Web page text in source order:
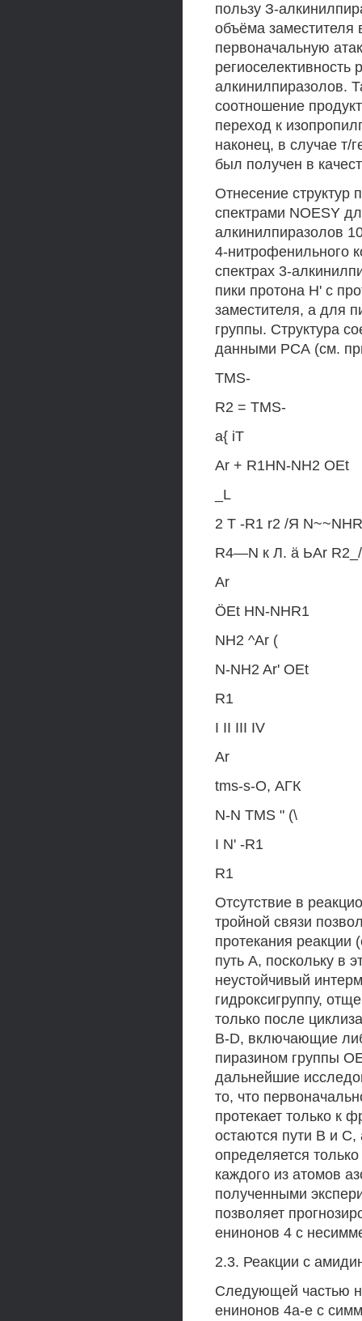
пользу З-
объёма заместителя
первоначальную
региоселективность
алкинилпиразолов.
соотношение
переход к
наконец, в случае т/
был получен в
Отнесение структур
спектрами NOESY
алкинилпиразолов
4-нитрофенильного
спектрах 3-
пики протона Н' с
заместителя, а для
группы. Структура
данными РСА (см.
TMS-
R2 = TMS-
a{ iT
Ar + R1HN-NH2 OEt
_L
2 T -R1 r2 /Я
R4—N к Л. ä ЬАr
Ar
ÖEt HN-NHR1
NH2 ^Ar (
N-NH2 Ar' OEt
R1
I II III IV
Ar
tms-s-O, АГК
N-N TMS " (\
I N' -R1
R1
Отсутствие в
тройной связи
протекания
путь А, поскольку в
неустойчивый
гидроксигруппу,
только после
B-D, включающие
пиразином группы
дальнейшие
то, что
протекает только к
остаются пути В и С,
определяется
каждого из атомов
полученными
позволяет
енинонов 4 с
2.3. Реакции с
Следующей частью
енинонов 4а-е с